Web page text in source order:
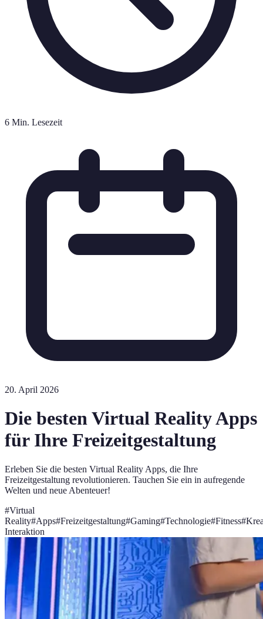
6 Min. Lesezeit
20. April 2026
Die besten Virtual Reality Apps
für Ihre Freizeitgestaltung
Erleben Sie die besten Virtual Reality Apps, die Ihre
Freizeitgestaltung revolutionieren. Tauchen Sie ein in aufregende
Welten und neue Abenteuer!
#Virtual
Reality#Apps#Freizeitgestaltung#Gaming#Technologie#Fitness#
Interaktion